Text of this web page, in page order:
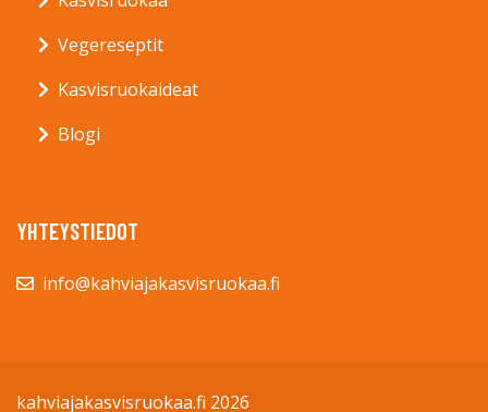
Vegereseptit
Kasvisruokaideat
Blogi
YHTEYSTIEDOT
info@kahviajakasvisruokaa.fi
kahviajakasvisruokaa.fi 2026